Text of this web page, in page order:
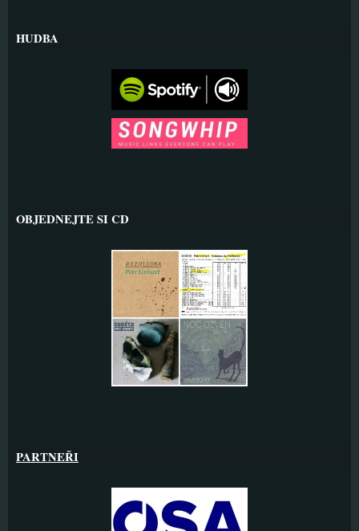
HUDBA
OBJEDNEJTE SI CD
PARTNEŘI